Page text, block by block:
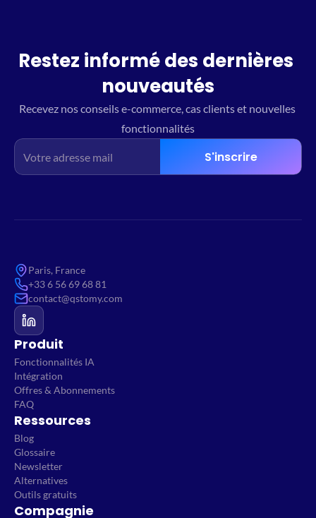
Restez informé des dernières
nouveautés
Recevez nos conseils e-commerce, cas clients et nouvelles
fonctionnalités
S'inscrire
Paris, France
+33 6 56 69 68 81
contact@qstomy.com
Produit
Fonctionnalités IA
Intégration
Offres & Abonnements
FAQ
Ressources
Blog
Glossaire
Newsletter
Alternatives
Outils gratuits
Compagnie